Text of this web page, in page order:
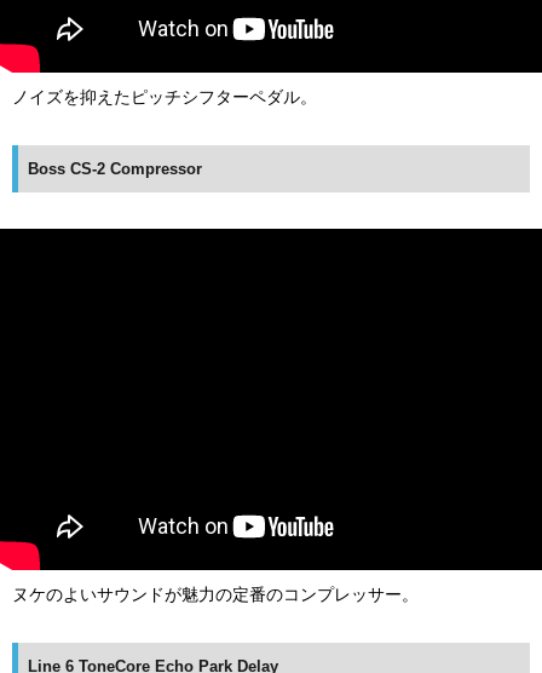
ノイズを抑えたピッチシフターペダル。
Boss CS-2 Compressor
ヌケのよいサウンドが魅力の定番のコンプレッサー。
Line 6 ToneCore Echo Park Delay